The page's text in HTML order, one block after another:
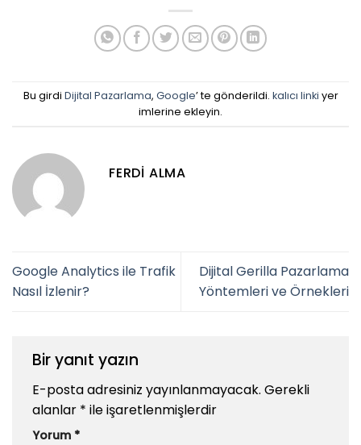
Bu girdi Dijital Pazarlama, Google’ te gönderildi. kalıcı linki yer
imlerine ekleyin.
FERDI ALMA
Google Analytics ile Trafik
Nasıl İzlenir?
Dijital Gerilla Pazarlama
Yöntemleri ve Örnekleri
Bir yanıt yazın
E-posta adresiniz yayınlanmayacak. Gerekli
alanlar * ile işaretlenmişlerdir
Yorum *